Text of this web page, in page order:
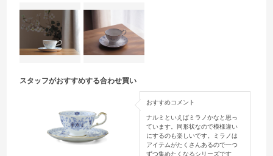
スタッフがおすすめする合わせ買い
おすすめコメント
ナルミといえばミラノかなと思っ
ています。同形状なので模様違い
にするのも楽しいです。ミラノは
アイテムがたくさんあるので一つ
ずつ集めたくなるシリーズです